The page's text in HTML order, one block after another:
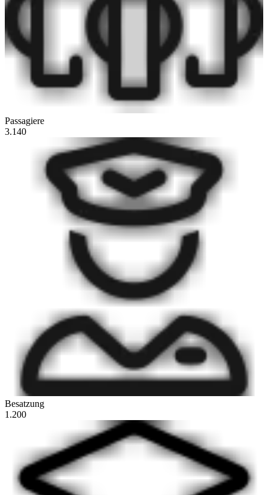
Passagiere
3.140
Besatzung
1.200